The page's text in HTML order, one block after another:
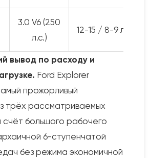
3.0 V6 (250
л.с.)
12-15 / 8-9 л
вывод по расходу и
Ford Explorer
прожорливый
трёх рассматриваемых
счёт большого рабочего
6-ступенчатой
без режима экономичной